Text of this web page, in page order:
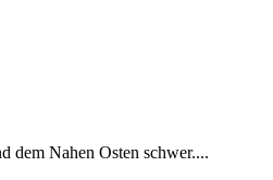
dem Nahen Osten schwer....